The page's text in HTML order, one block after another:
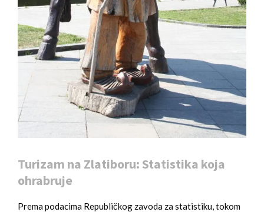
Turizam na Zlatiboru: Statistika koja
ohrabruje
Prema podacima Republičkog zavoda za statistiku, tokom